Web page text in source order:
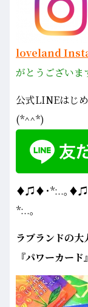
loveland
がとうござい
公式LINEはじ
(*^^*)
♦♫♦･*:..｡
*:..｡
ラブランドの
『パワーカー